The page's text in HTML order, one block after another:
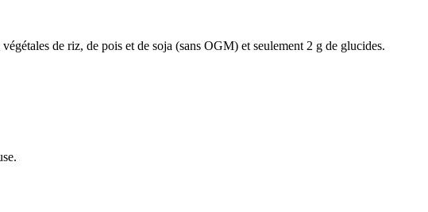
de riz, de pois et de soja (sans OGM) et seulement 2 g de glucides.